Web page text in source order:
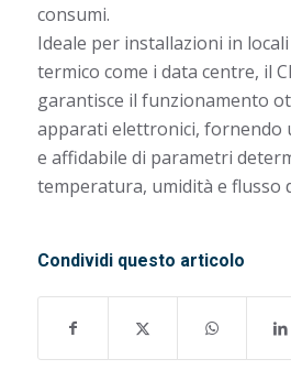
consumi.
Ideale per installazioni in
termico come i data centre, il
garantisce il funzionamento
apparati elettronici, fornendo
e affidabile di parametri
temperatura, umidità e flusso
Condividi questo articolo